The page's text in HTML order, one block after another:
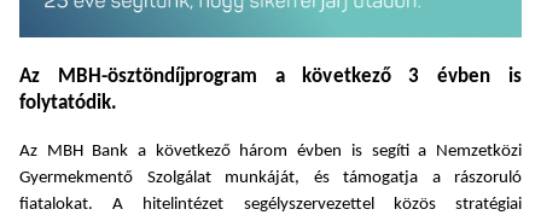
Az MBH-ösztöndíjprogram a következő 3 évben is
folytatódik.
Az MBH Bank a következő három évben is segíti a Nemzetközi
Gyermekmentő Szolgálat munkáját, és támogatja a rászoruló
fiatalokat. A hitelintézet segélyszervezettel közös stratégiai